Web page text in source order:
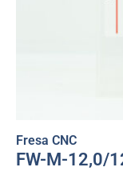
Fresa CNC
FW-M-12,0/